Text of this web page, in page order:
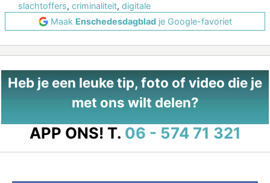
slachtoffers, criminaliteit, digitale
Maak Enschedesdagbladje Google-favoriet
Heb je een leuke tip, foto of video die je
met ons wilt delen?
APP ONS! T. 06 - 574 71 321